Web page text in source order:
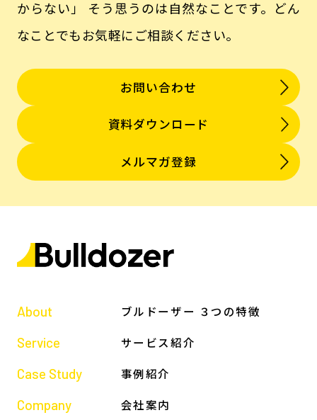
からない」
そう思うのは自然なことです。どん
なことでもお気軽にご相談ください。
お問い合わせ
資料ダウンロード
メルマガ登録
About ブルドーザー ３つの特徴
Service サービス紹介
Case Study 事例紹介
Company 会社案内